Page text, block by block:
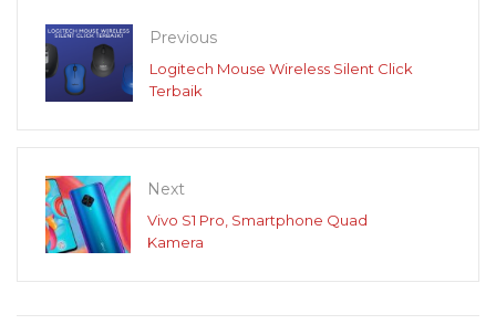
Previous
Logitech Mouse Wireless Silent Click
Terbaik
Next
Vivo S1 Pro, Smartphone Quad
Kamera